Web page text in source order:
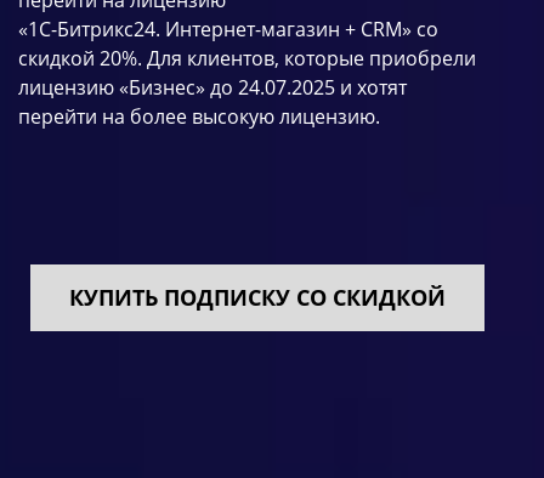
«1С-Битрикс24. Интернет-магазин + CRM» со
скидкой 20%. Для клиентов, которые приобрели
лицензию «Бизнес» до 24.07.2025 и хотят
перейти на более высокую лицензию.
КУПИТЬ ПОДПИСКУ СО СКИДКОЙ